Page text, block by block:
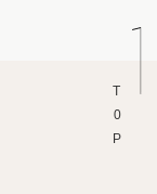
T0P